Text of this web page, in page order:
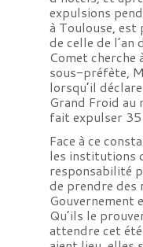
expulsions
à Toulouse, est
de celle de
Comet cherche
sous-préfète,
lorsqu’il
Grand Froid au
fait expulser
Face à ce
les institutions
responsabilité
de prendre des
Gouvernement
Qu’ils le
attendre cet